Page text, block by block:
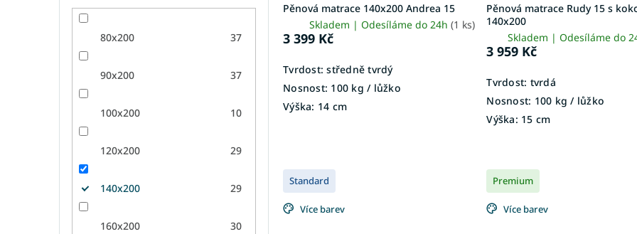
80x200 37
90x200 37
100x200 10
120x200 29
140x200 29
160x200 30
Pěnová matrace 140x200 Andrea 15
Skladem | Odesíláme do 24h(1 ks)
3 399 Kč
Tvrdost: středně tvrdý
Nosnost: 100 kg ​​​​​/ lůžko
Výška: 14 cm
Pěnová matrace Rudy 15 s
140x200
Skladem | Odesíláme do
3 959 Kč
Tvrdost: tvrdá
Nosnost: 100 kg​​​​​ / lůžko
Výška: 15 cm
Standard
Více barev
Premium
Více barev